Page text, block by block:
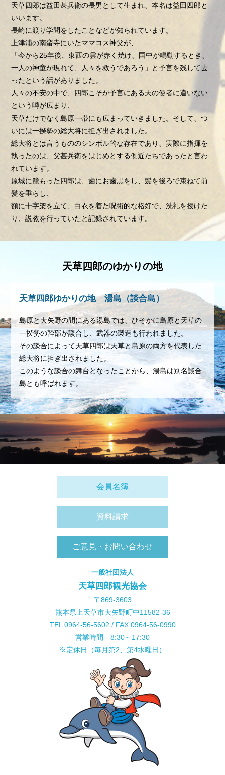
天草四郎は益田甚兵衛の長男として生まれ、本名は益田四郎と
いいます。
長崎に渡り学問をしたことなどが知られています。
上津浦の南蛮寺にいたママコス神父が、
「今から25年後、東西の雲が赤く焼け、国中が鳴動するとき、
一人の神童が現れて、人々を救うであろう」と予言を残して去
ったという話がありました。
人々の不安の中で、四郎こそが予言にある天の使者に違いない
という噂が広まり、
天草だけでなく島原一帯にも広まっていきました。そして、つ
いには一揆勢の総大将に担ぎ出されました。
総大将とは言うもののシンボル的な存在であり、実際に指揮を
執ったのは、父甚兵衛をはじめとする側近たちであったと言わ
れています。
原城に籠もった四郎は、歯にお歯黒をし、髪を後ろで束ねて前
髪を垂らし、
額に十字架を立て、白衣を着た呪術的な格好で、洗礼を授けた
り、説教を行っていたと記録されています。
天草四郎のゆかりの地
天草四郎ゆかりの地 湯島（談合島）
島原と大矢野の間にある湯島では、ひそかに島原と天草の
一揆勢の幹部が談合し、武器の製造も行われました。
その談合によって天草四郎は天草と島原の両方を代表した
総大将に担ぎ出されました。
このような談合の舞台となったことから、湯島は別名談合
島とも呼ばれます。
会員名簿
資料請求
ご意見・お問い合わせ
一般社団法人
天草四郎観光協会
〒869-3603
熊本県上天草市大矢野町中11582-36
TEL 0964-56-5602 / FAX 0964-56-0990
営業時間 8:30～17:30
※定休日（毎月第2、第4水曜日）